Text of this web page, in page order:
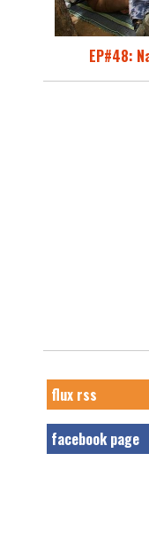
EP#48:
flux rss
facebook page